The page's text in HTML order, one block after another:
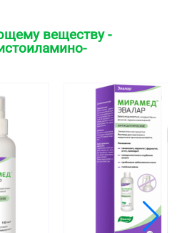
жидкость.
свойства
спектром
включая госпитальные
веществу -